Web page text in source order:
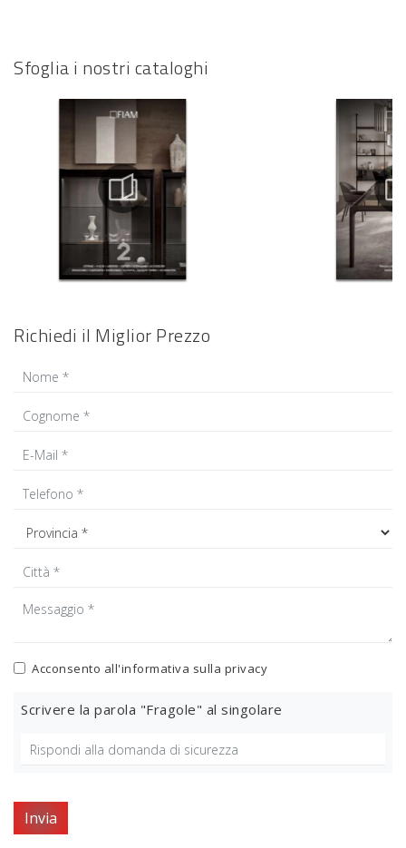
Sfoglia i nostri cataloghi
Richiedi il Miglior Prezzo
Acconsento all'informativa sulla privacy
Scrivere la parola "Fragole" al singolare
Invia